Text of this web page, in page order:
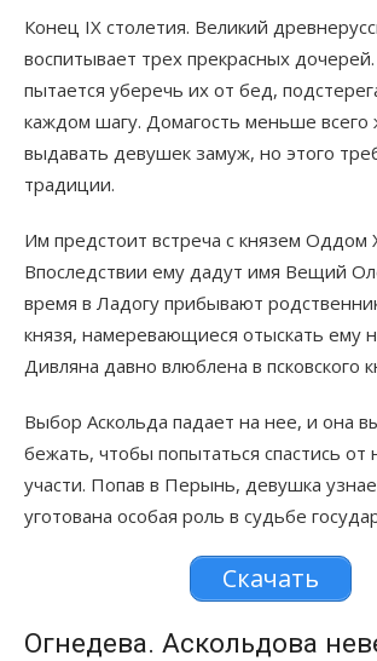
Конец IX столетия. Великий
воспитывает трех прекрасных
пытается уберечь их от бед,
каждом шагу. Домагость меньше всего
выдавать девушек замуж, но этого
традиции.
Им предстоит встреча с князем Оддом
Впоследствии ему дадут имя Вещий
время в Ладогу прибывают
князя, намеревающиеся отыскать ему
Дивляна давно влюблена в псковского
Выбор Аскольда падает на нее, и она
бежать, чтобы попытаться спастись от
участи. Попав в Перынь, девушка
уготована особая роль в судьбе
Скачать
Огнедева. Аскольдова